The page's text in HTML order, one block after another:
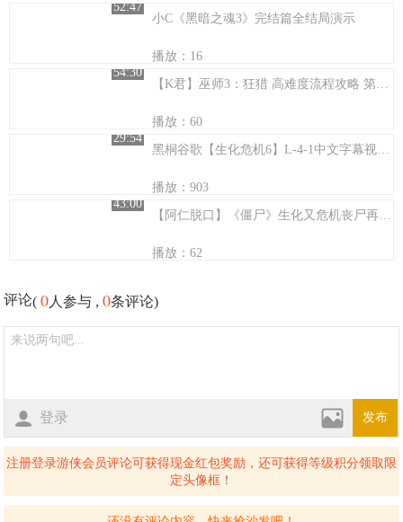
52:47
小C《黑暗之魂3》完结篇全结局演示
播放：16
54:30
【K君】巫师3：狂猎 高难度流程攻略 第五十三集：决战前的准备
播放：60
29:54
黑桐谷歌【生化危机6】L-4-1中文字幕视频攻略解说
播放：903
43:00
【阿仁脱口】《僵尸》生化又危机丧尸再围城~
播放：62
评论(0 人参与 ,0条评论)
登录 发布
注册登录游侠会员评论可获得现金红包奖励，还可获得等级积分领取限
定头像框！